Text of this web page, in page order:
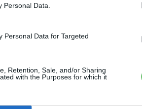
Data.
Personal Data for Targeted
Retention, Sale, and/or Sharing
with the Purposes for which it
is rendelhető
30
modelljét, az MX-30-at.